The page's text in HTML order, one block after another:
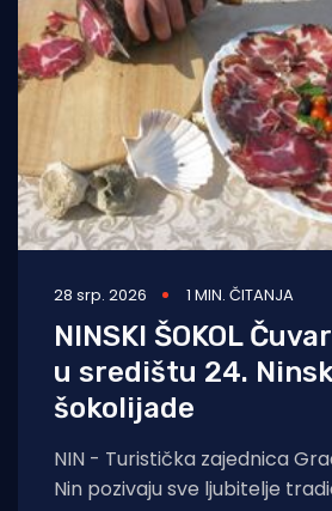
28 srp. 2026 1 MIN. ČITANJA
NINSKI ŠOKOL
u središtu 24.
šokolijade
NIN - Turistička zajednica
Nin pozivaju sve ljubitelje